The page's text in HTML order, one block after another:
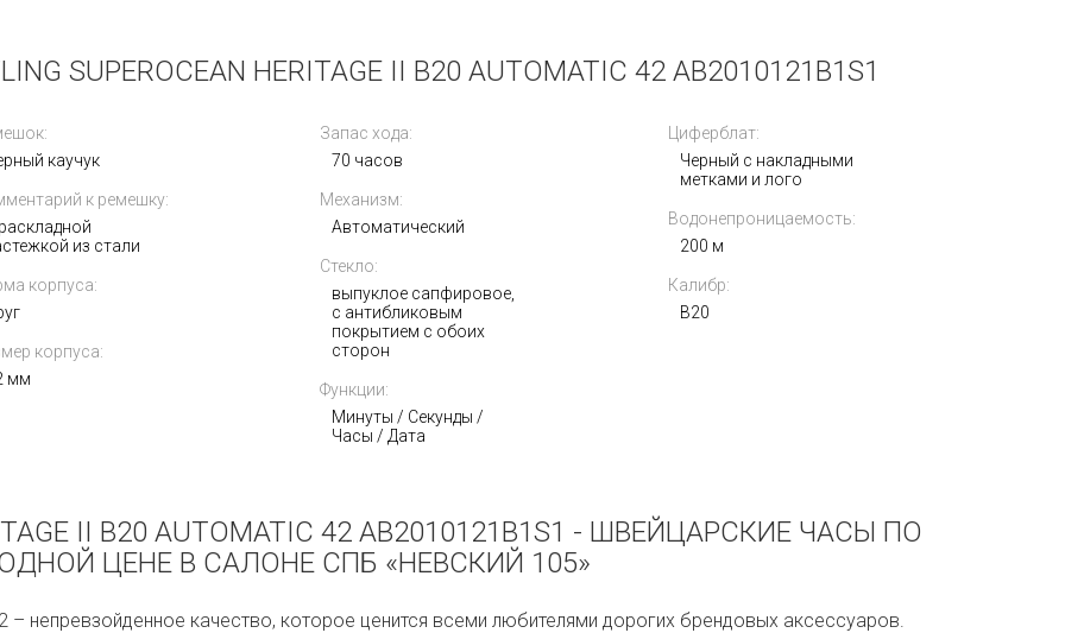
SUPEROCEAN HERITAGE II B20 AUTOMATIC 42 AB2010121B1S1
каучук
к ремешку:
из стали
корпуса:
корпуса:
мм
Запас хода:
70 часов
Механизм:
Автоматический
Стекло:
выпуклое сапфировое,
с антибликовым
покрытием с обoих
сторон
Функции:
Минуты / Секунды /
Часы / Дата
Циферблат:
Черный с накладными
метками и лого
Водонепроницаемость:
200 м
Калибр:
B20
II B20 AUTOMATIC 42 AB2010121B1S1 - ШВЕЙЦАРСКИЕ ЧАСЫ ПО
ЦЕНЕ В САЛОНЕ СПБ «НЕВСКИЙ 105»
непревзойденное качество, которое ценится всеми любителями дорогих брендовых аксессуаров.
Получать на почту